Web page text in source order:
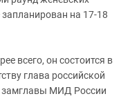
на 17-18
всего, он состоится в
глава российской
замглавы МИД России